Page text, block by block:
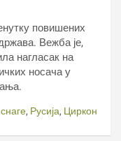
повишених
Вежба је,
нагласак на
носача у
, Русија, Циркон